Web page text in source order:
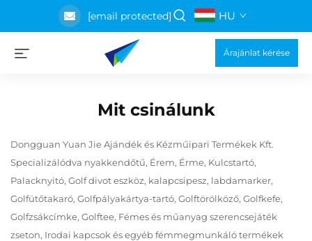
[email protected] HU
Árajánlat kérése
Mit csinálunk
Dongguan Yuan Jie Ajándék és Kézműipari Termékek Kft.
Specializálódva nyakkendőtű, Érem, Érme, Kulcstartó,
Palacknyitó, Golf divot eszköz, kalapcsipesz, labdamarker,
Golfütőtakaró, Golfpályakártya-tartó, Golftörölköző, Golfkefe,
Golfzsákcímke, Golftee, Fémes és műanyag szerencsejáték
zseton, Irodai kapcsok és egyéb fémmegmunkáló termékek